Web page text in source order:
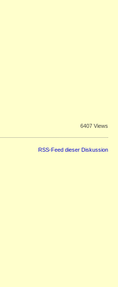
6407 Views
RSS-Feed dieser Diskussion